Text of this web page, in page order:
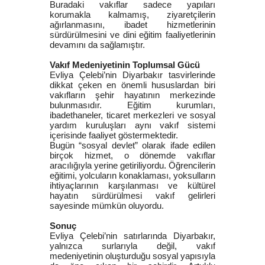
Buradaki vakıflar sadece yapıları
korumakla kalmamış, ziyaretçilerin
ağırlanmasını, ibadet hizmetlerinin
sürdürülmesini ve dini eğitim faaliyetlerinin
devamını da sağlamıştır.
Vakıf Medeniyetinin Toplumsal Gücü
Evliya Çelebi’nin Diyarbakır tasvirlerinde
dikkat çeken en önemli hususlardan biri
vakıfların şehir hayatının merkezinde
bulunmasıdır. Eğitim kurumları,
ibadethaneler, ticaret merkezleri ve sosyal
yardım kuruluşları aynı vakıf sistemi
içerisinde faaliyet göstermektedir.
Bugün “sosyal devlet” olarak ifade edilen
birçok hizmet, o dönemde vakıflar
aracılığıyla yerine getiriliyordu. Öğrencilerin
eğitimi, yolcuların konaklaması, yoksulların
ihtiyaçlarının karşılanması ve kültürel
hayatın sürdürülmesi vakıf gelirleri
sayesinde mümkün oluyordu.
Sonuç
Evliya Çelebi’nin satırlarında Diyarbakır,
yalnızca surlarıyla değil, vakıf
medeniyetinin oluşturduğu sosyal yapısıyla